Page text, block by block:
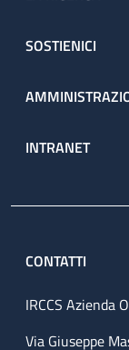
SOSTIENICI
INTRANET
CONTATTI
IRCCS Azienda
Via Giuseppe